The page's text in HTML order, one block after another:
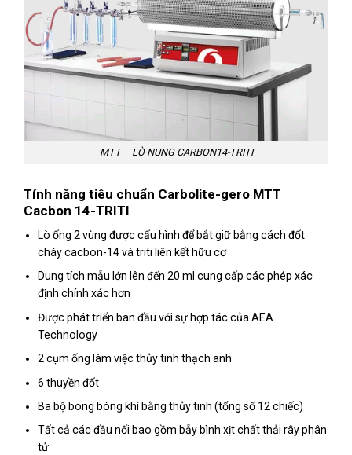
MTT – LÒ NUNG CARBON14-TRITI
Tính năng tiêu chuẩn Carbolite-gero MTT
Cacbon 14-TRITI
Lò ống 2 vùng được cấu hình để bắt giữ bằng cách đốt
cháy cacbon-14 và triti liên kết hữu cơ
Dung tích mẫu lớn lên đến 20 ml cung cấp các phép xác
định chính xác hơn
Được phát triển ban đầu với sự hợp tác của AEA
Technology
2 cụm ống làm việc thủy tinh thạch anh
6 thuyền đốt
Ba bộ bong bóng khí bằng thủy tinh (tổng số 12 chiếc)
Tất cả các đầu nối bao gồm bẫy bình xịt chất thải rây phân
tử